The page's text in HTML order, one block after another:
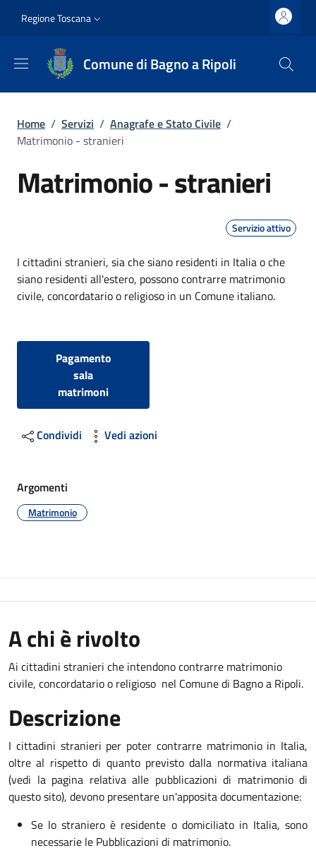
Slim top
Regione Toscana
Comune di Bagno a Ripoli
Briciole di pane
Home / Servizi / Anagrafe e Stato Civile /
Matrimonio - stranieri
Matrimonio - stranieri
Servizio attivo
Dettagli
I cittadini stranieri, sia che siano residenti in Italia o che
siano residenti all'estero, possono contrarre matrimonio
civile, concordatario o religioso in un Comune italiano.
Pagamento
sala
matrimoni
Condividi Vedi azioni
Argomenti
Matrimonio
A chi è rivolto
Ai cittadini stranieri che intendono contrarre matrimonio
civile, concordatario o religioso nel Comune di Bagno a Ripoli.
Descrizione
I cittadini stranieri per poter contrarre matrimonio in Italia,
oltre al rispetto di quanto previsto dalla normativa italiana
(vedi la pagina relativa alle pubblicazioni di matrimonio di
questo sito), devono presentare un'apposita documentazione:
Se lo straniero è residente o domiciliato in Italia, sono
necessarie le Pubblicazioni di matrimonio.